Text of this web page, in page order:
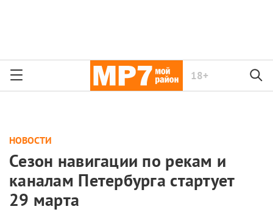
18+
НОВОСТИ
Сезон навигации по рекам и
каналам Петербурга стартует
29 марта